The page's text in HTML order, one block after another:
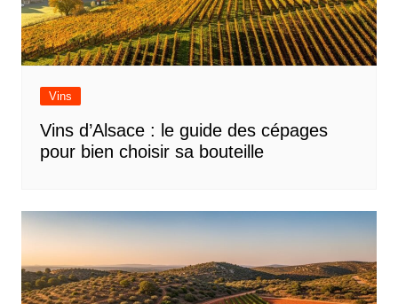
Vins
Vins d’Alsace : le guide des cépages
pour bien choisir sa bouteille